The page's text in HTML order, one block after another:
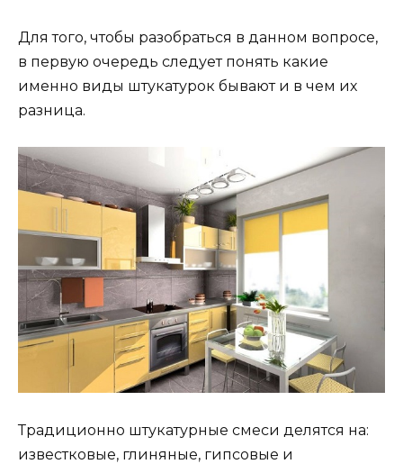
Для того, чтобы разобраться в данном вопросе,
в первую очередь следует понять какие
именно виды штукатурок бывают и в чем их
разница.
Традиционно штукатурные смеси делятся на:
известковые, глиняные, гипсовые и